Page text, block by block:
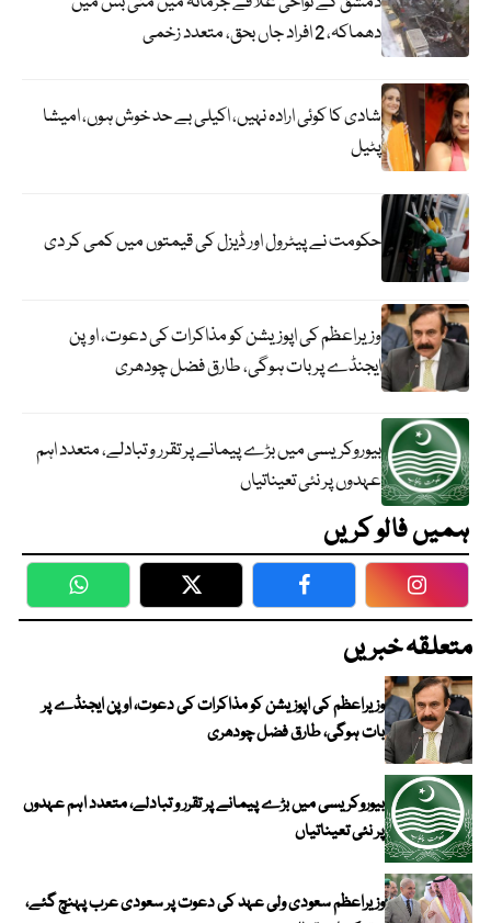
دھماکہ، 2 افراد جاں بحق، متعدد زخمی
شادی کا کوئی ارادہ نہیں، اکیلی بے حد خوش ہوں، امیشا
پٹیل
حکومت نے پیٹرول اور ڈیزل کی قیمتوں میں کمی کر دی
وزیراعظم کی اپوزیشن کو مذاکرات کی دعوت، اوپن
ایجنڈے پر بات ہوگی، طارق فضل چودھری
بیوروکریسی میں بڑے پیمانے پر تقرر و تبادلے، متعدد اہم
عہدوں پر نئی تعیناتیاں
ہمیں فالو کریں
WhatsApp Twitter Facebook
متعلقہ خبریں
وزیراعظم کی اپوزیشن کو مذاکرات کی دعوت، اوپن ایجنڈے پر
بات ہوگی، طارق فضل چودھری
بیوروکریسی میں بڑے پیمانے پر تقرر و تبادلے، متعدد اہم عہدوں
پر نئی تعیناتیاں
وزیراعظم سعودی ولی عہد کی دعوت پر سعودی عرب پہنچ گئے،